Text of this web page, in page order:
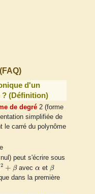
d'un
? (Définition)
de degré2 (forme
simplifiée de
le carré du polynôme
peut s'écrire sous
2 + βavecα
α et β
β
dans la première